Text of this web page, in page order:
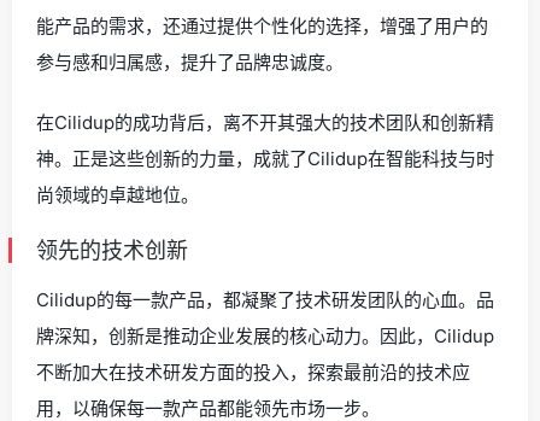
能产品的需求，还通过提供个性化的选择，增强了用户的
参与感和归属感，提升了品牌忠诚度。
在Cilidup的成功背后，离不开其强大的技术团队和创新精
神。正是这些创新的力量，成就了Cilidup在智能科技与时
尚领域的卓越地位。
领先的技术创新
Cilidup的每一款产品，都凝聚了技术研发团队的心血。品
牌深知，创新是推动企业发展的核心动力。因此，Cilidup
不断加大在技术研发方面的投入，探索最前沿的技术应
用，以确保每一款产品都能领先市场一步。